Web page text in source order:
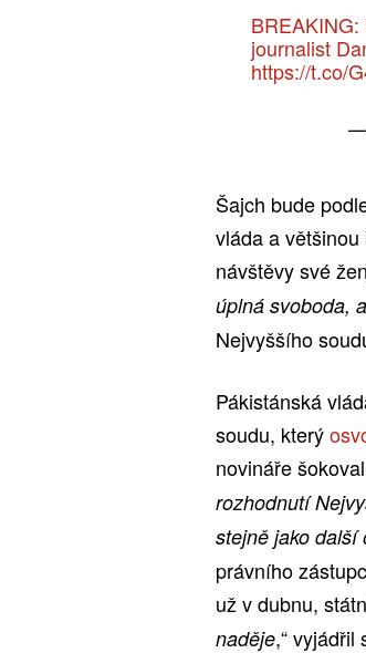
journalist
https://t.co/
—
Šajch bude
vláda a
návštěvy své
úplná svoboda,
Nejvyššího
Pákistánská
soudu, který
novináře
rozhodnutí
stejně jako další
právního
už v dubnu,
naděje,“